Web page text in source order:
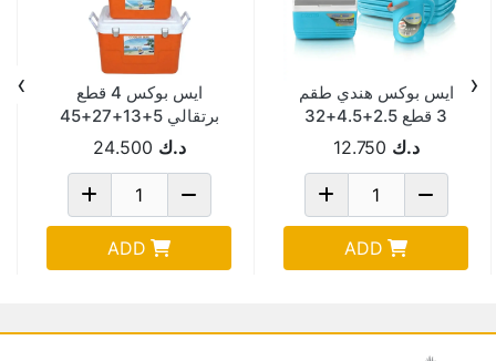
ايس بوكس هندي طقم
3 قطع 2.5+4.5+32
لتر 7005-TPX
د.ك 12.750
ADD
ايس بوكس 4 قطع
برتقالي 5+13+27+45
لتر 801د.ك 24.500
ADD
‹
›